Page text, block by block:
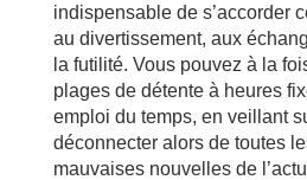
indispensable de s’accorder
au divertissement, aux
la futilité. Vous pouvez à la
plages de détente à heures
emploi du temps, en veillant
déconnecter alors de toutes
mauvaises nouvelles de